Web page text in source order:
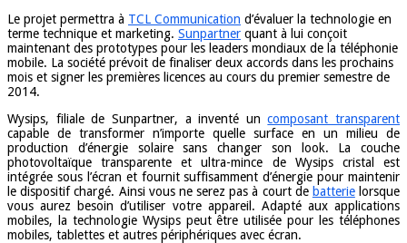
Le projet permettra à TCL Communication d’évaluer la technologie en
terme technique et marketing. Sunpartner quant à lui conçoit
maintenant des prototypes pour les leaders mondiaux de la téléphonie
mobile. La société prévoit de finaliser deux accords dans les prochains
mois et signer les premières licences au cours du premier semestre de
2014.
Wysips, filiale de Sunpartner, a inventé uncomposant transparent
capable de transformer n’importe quelle surface en un milieu de
production d’énergie solaire sans changer son look. La couche
photovoltaïque transparente et ultra-mince de Wysips cristal est
intégrée sous l’écran et fournit suffisamment d’énergie pour maintenir
le dispositif chargé. Ainsi vous ne serez pas à court de batterielorsque
vous aurez besoin d’utiliser votre appareil. Adapté aux applications
mobiles, la technologie Wysips peut être utilisée pour les téléphones
mobiles, tablettes et autres périphériques avec écran.